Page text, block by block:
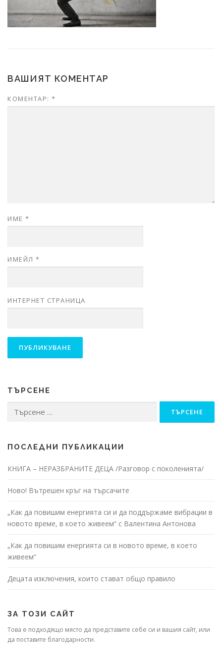
ВАШИЯТ КОМЕНТАР
КОМЕНТАР: *
ИМЕ *
ИМЕЙЛ *
ИНТЕРНЕТ СТРАНИЦА
ТЪРСЕНЕ
ПОСЛЕДНИ ПУБЛИКАЦИИ
КНИГА – НЕРАЗБРАНИТЕ ДЕЦА /Разговор с поколенията/
Ново! Вътрешен кръг на търсачите
„Как да повишим енергията си и да поддържаме вибрации в
новото време, в което живеем“ с Валентина Антонова
„Как да повишим енергията си в новото време, в което
живеем“
Децата изключения, които стават общо правило
ЗА ТОЗИ САЙТ
Това е подходящо място да представите себе си и вашия сайт, или
да поставите благодарности.